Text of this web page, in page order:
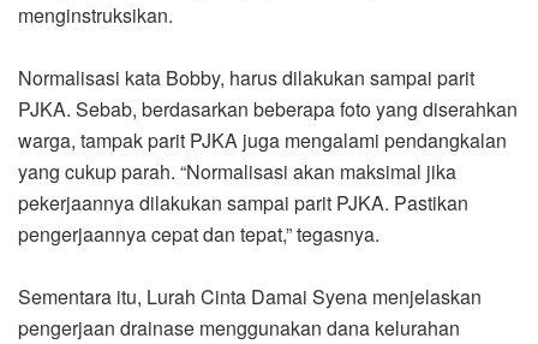
menginstruksikan.
Normalisasi kata Bobby, harus dilakukan sampai parit
PJKA. Sebab, berdasarkan beberapa foto yang diserahkan
warga, tampak parit PJKA juga mengalami pendangkalan
yang cukup parah. “Normalisasi akan maksimal jika
pekerjaannya dilakukan sampai parit PJKA. Pastikan
pengerjaannya cepat dan tepat,” tegasnya.
Sementara itu, Lurah Cinta Damai Syena menjelaskan
pengerjaan drainase menggunakan dana kelurahan